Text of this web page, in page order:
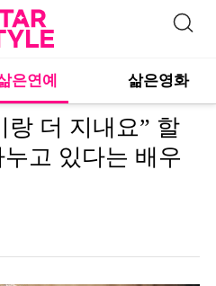
은연예 삶은영화
랑 더 지내요” 할
고 있다는 배우